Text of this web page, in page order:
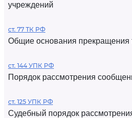
учреждений
ст. 77 ТК РФ
Общие основания прекращения
ст. 144 УПК РФ
Порядок рассмотрения
ст. 125 УПК РФ
Судебный порядок